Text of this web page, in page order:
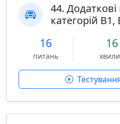
44.
категорій B1,
16
питань
16